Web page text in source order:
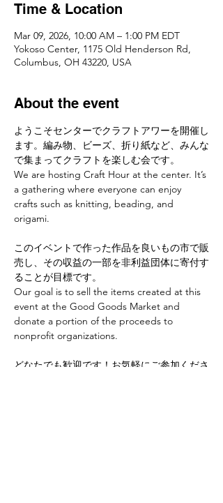
Time & Location
Mar 09, 2026, 10:00 AM – 1:00 PM EDT
Yokoso Center, 1175 Old Henderson Rd,
Columbus, OH 43220, USA
About the event
ようこそセンターでクラフトアワーを開催し
ます。編み物、ビーズ、折り紙など、みんな
で集まってクラフトを楽しむ会です。
We are hosting Craft Hour at the center. It’s
a gathering where everyone can enjoy
crafts such as knitting, beading, and
origami.
このイベントで作った作品を良いもの市で販
売し、その収益の一部を非利益団体に寄付す
ることが目標です。
Our goal is to sell the items created at this
event at the Good Goods Market and
donate a portion of the proceeds to
nonprofit organizations.
どなたでも歓迎です！お気軽にご参加くださ